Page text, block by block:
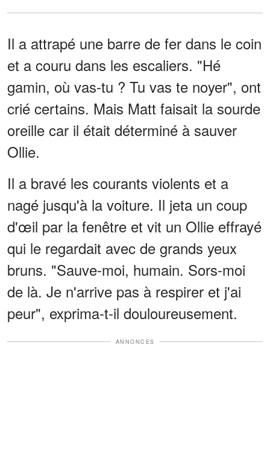
Il a attrapé une barre de fer dans le coin
et a couru dans les escaliers. "Hé
gamin, où vas-tu ? Tu vas te noyer", ont
crié certains. Mais Matt faisait la sourde
oreille car il était déterminé à sauver
Ollie.
Il a bravé les courants violents et a
nagé jusqu'à la voiture. Il jeta un coup
d'œil par la fenêtre et vit un Ollie effrayé
qui le regardait avec de grands yeux
bruns. "Sauve-moi, humain. Sors-moi
de là. Je n'arrive pas à respirer et j'ai
peur", exprima-t-il douloureusement.
ANNONCES